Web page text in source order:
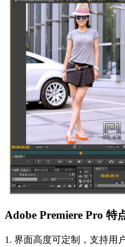
Adobe Premiere Pro 特
1. 界面高度可定制，支持用